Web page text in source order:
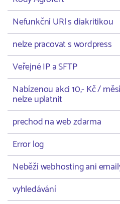
Nefunkční URl s diakritikou
nelze pracovat s wordpress
Veřejné IP a SFTP
Nabízenou akci 10,- Kč /
nelze uplatnit
prechod na web zdarma
Error log
Neběží webhosting ani
vyhledávání